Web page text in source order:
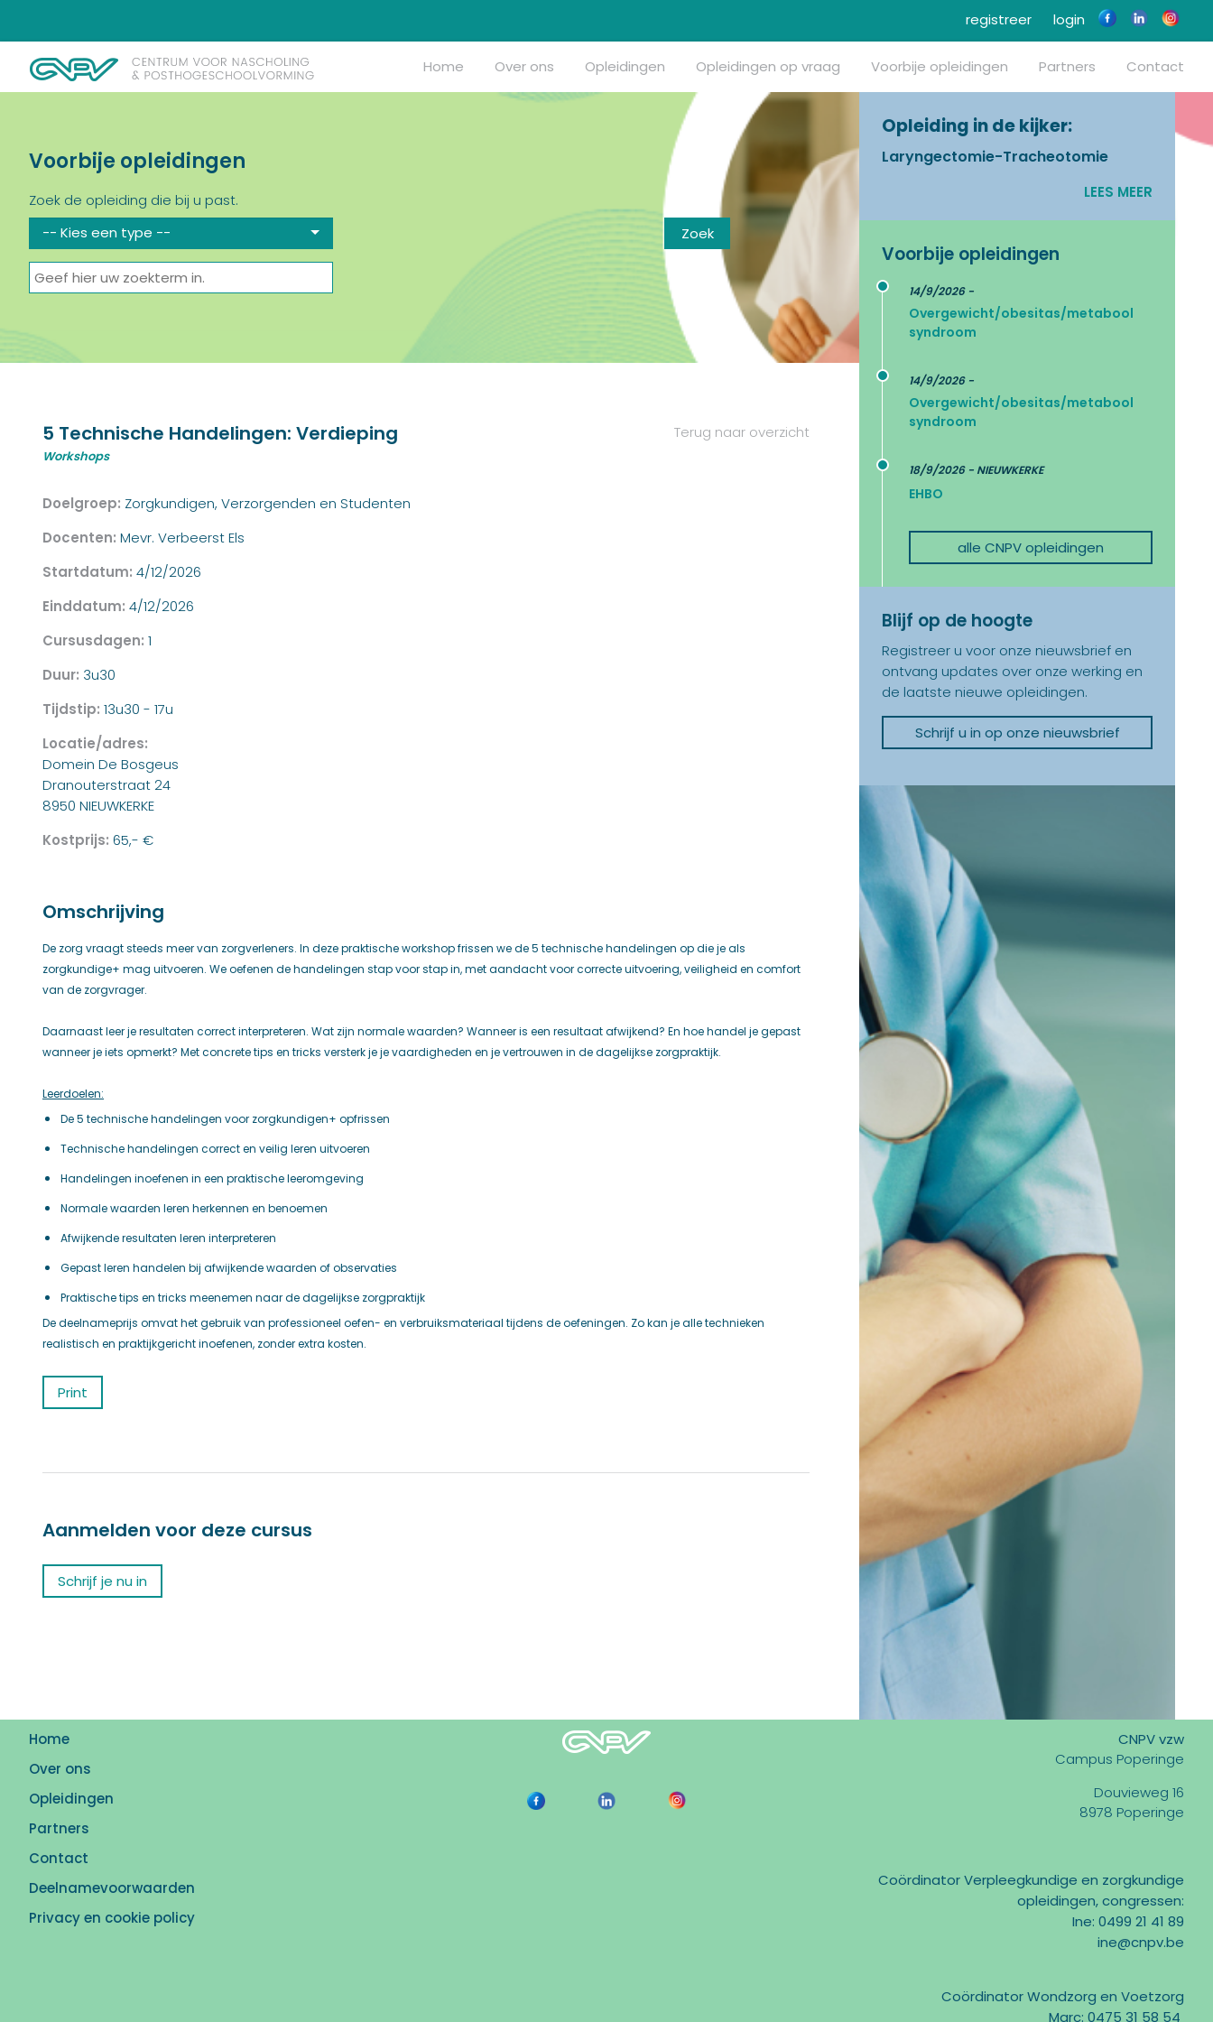
login
registreer
Home Over ons Opleidingen Opleidingen op vraag Voorbije opleidingen Partners Contact
Voorbije opleidingen
Zoek de opleiding die bij u past.
-- Kies een type --
Opleiding in de kijker:
Laryngectomie-Tracheotomie
LEES MEER
Voorbije opleidingen
14/9/2026 -
Overgewicht/obesitas/metabool
syndroom
14/9/2026 -
Overgewicht/obesitas/metabool
syndroom
18/9/2026 - NIEUWKERKE
EHBO
alle CNPV opleidingen
Blijf op de hoogte
Registreer u voor onze nieuwsbrief en
ontvang updates over onze werking en
de laatste nieuwe opleidingen.
Schrijf u in op onze nieuwsbrief
Terug naar overzicht
5 Technische Handelingen: Verdieping
Workshops
Doelgroep: Zorgkundigen, Verzorgenden en Studenten
Docenten: Mevr. Verbeerst Els
Startdatum: 4/12/2026
Einddatum: 4/12/2026
Cursusdagen: 1
Duur: 3u30
Tijdstip: 13u30 - 17u
Locatie/adres:
Domein De Bosgeus
Dranouterstraat 24
8950 NIEUWKERKE
Kostprijs: 65,- €
Omschrijving
De zorg vraagt steeds meer van zorgverleners. In deze praktische workshop frissen we de 5 technische handelingen op die je als
zorgkundige+ mag uitvoeren. We oefenen de handelingen stap voor stap in, met aandacht voor correcte uitvoering, veiligheid en comfort
van de zorgvrager.
Daarnaast leer je resultaten correct interpreteren. Wat zijn normale waarden? Wanneer is een resultaat afwijkend? En hoe handel je gepast
wanneer je iets opmerkt? Met concrete tips en tricks versterk je je vaardigheden en je vertrouwen in de dagelijkse zorgpraktijk.
Leerdoelen:
De 5 technische handelingen voor zorgkundigen+ opfrissen
Technische handelingen correct en veilig leren uitvoeren
Handelingen inoefenen in een praktische leeromgeving
Normale waarden leren herkennen en benoemen
Afwijkende resultaten leren interpreteren
Gepast leren handelen bij afwijkende waarden of observaties
Praktische tips en tricks meenemen naar de dagelijkse zorgpraktijk
De deelnameprijs omvat het gebruik van professioneel oefen- en verbruiksmateriaal tijdens de oefeningen. Zo kan je alle technieken
realistisch en praktijkgericht inoefenen, zonder extra kosten.
Print
Aanmelden voor deze cursus
Schrijf je nu in
Home
Over ons
Opleidingen
Partners
Contact
Deelnamevoorwaarden
Privacy en cookie policy
CNPV vzw
Campus Poperinge
Douvieweg 16
8978 Poperinge
Coördinator Verpleegkundige en zorgkundige
opleidingen, congressen:
Ine: 0499 21 41 89
ine@cnpv.be
Coördinator Wondzorg en Voetzorg
Marc: 0475 31 58 54